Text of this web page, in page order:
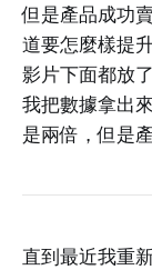
但是產品成功
道要怎麼樣提
影片下面都放
我把數據拿出
是兩倍，但是
直到最近我重